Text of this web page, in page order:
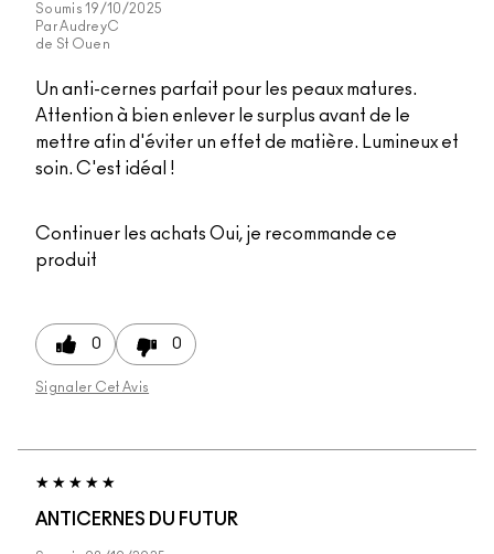
Soumis19/10/2025
ParAudreyC
de St Ouen
Un anti-cernes parfait pour les peaux matures.
Attention à bien enlever le surplus avant de le
mettre afin d'éviter un effet de matière. Lumineux et
soin. C'est idéal !
Continuer les achats Oui, je recommande ce
produit
0 0
Signaler Cet Avis
ANTICERNES DU FUTUR